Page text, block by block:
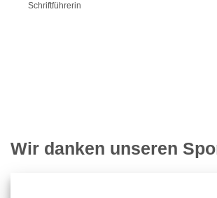
Schriftführerin
Wir danken unseren